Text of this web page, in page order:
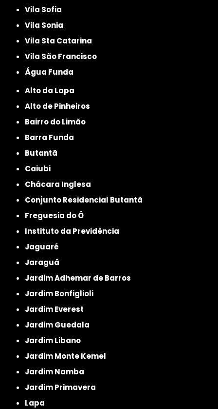
Vila Sofia
Vila Sonia
Vila Sta Catarina
Vila São Francisco
Água Funda
Alto da Lapa
Alto de Pinheiros
Bairro do Limão
Barra Funda
Butantã
Caiubi
Chácara Inglesa
Conjunto Residencial Butantã
Freguesia do Ó
Instituto da Previdência
Jaguaré
Jaraguá
Jardim Adhemar de Barros
Jardim Bonfiglioli
Jardim Everest
Jardim Guedala
Jardim Libano
Jardim Monte Kemel
Jardim Namba
Jardim Primavera
Lapa